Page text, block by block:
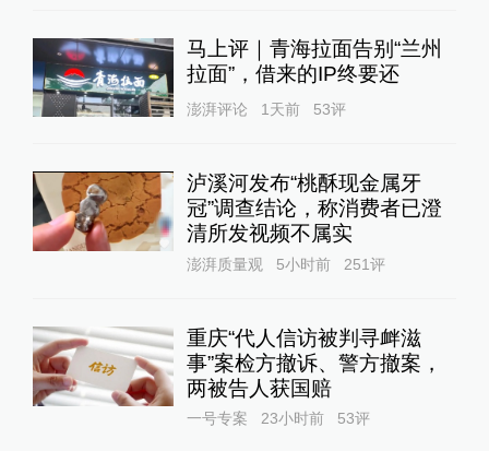
马上评｜青海拉面告别“兰州
拉面”，借来的IP终要还
澎湃评论 1天前 53评
泸溪河发布“桃酥现金属牙
冠”调查结论，称消费者已澄
清所发视频不属实
澎湃质量观 5小时前 251评
重庆“代人信访被判寻衅滋
事”案检方撤诉、警方撤案，
两被告人获国赔
一号专案 23小时前 53评